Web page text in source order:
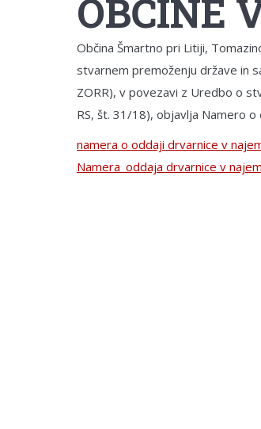
OBČINE
Občina Šmartno pri Litiji,
stvarnem premoženju države in
ZORR), v povezavi z Uredbo o
RS, št. 31/18), objavlja Namero
namera o oddaji drvarnice v
Namera_oddaja drvarnice v najem